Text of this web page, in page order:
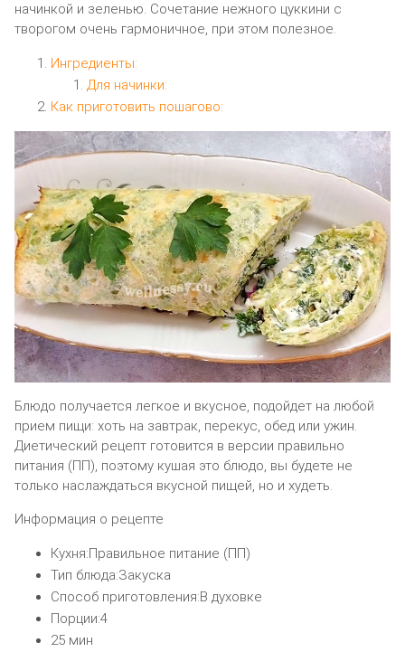
начинкой и зеленью. Сочетание нежного цуккини с
творогом очень гармоничное, при этом полезное.
Ингредиенты:
Для начинки:
Как приготовить пошагово:
Блюдо получается легкое и вкусное, подойдет на любой
прием пищи: хоть на завтрак, перекус, обед или ужин.
Диетический рецепт готовится в версии правильно
питания (ПП), поэтому кушая это блюдо, вы будете не
только наслаждаться вкусной пищей, но и худеть.
Информация о рецепте
Кухня:Правильное питание (ПП)
Тип блюда:Закуска
Способ приготовления:В духовке
Порции:4
25 мин